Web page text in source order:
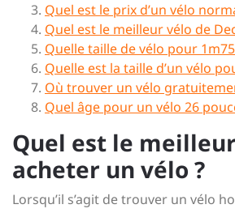
Quel est le prix d’un vélo
Quel est le meilleur vélo de
Quelle taille de vélo pour
Quelle est la taille d’un vélo
Où trouver un vélo
Quel âge pour un vélo 26
Quel est le
acheter un vélo ?
Lorsqu’il s’agit de trouver un vélo